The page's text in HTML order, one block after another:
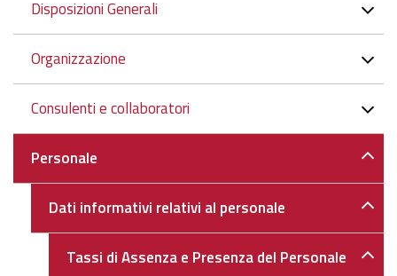
Disposizioni Generali
Organizzazione
Consulenti e collaboratori
Personale
Dati informativi relativi al personale
Tassi di Assenza e Presenza del Personale